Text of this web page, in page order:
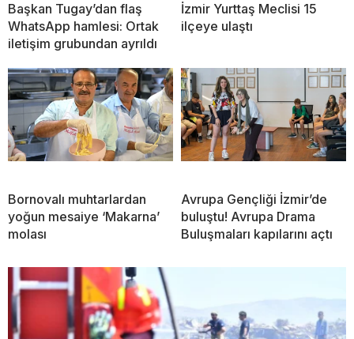
Başkan Tugay’dan flaş
WhatsApp hamlesi: Ortak
iletişim grubundan ayrıldı
İzmir Yurttaş Meclisi 15
ilçeye ulaştı
Bornovalı muhtarlardan
yoğun mesaiye ‘Makarna’
molası
Avrupa Gençliği İzmir’de
buluştu! Avrupa Drama
Buluşmaları kapılarını açtı